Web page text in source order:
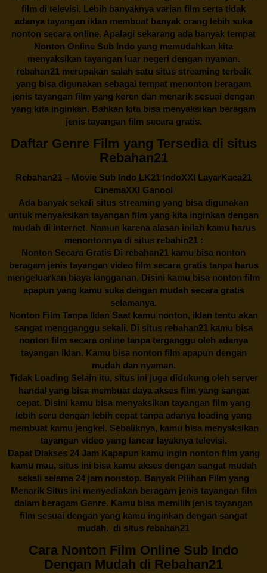
film di televisi. Lebih banyaknya varian film serta tidak
adanya tayangan iklan membuat banyak orang lebih suka
nonton secara online. Apalagi sekarang ada banyak tempat
Nonton Online Sub Indo yang memudahkan kita
menyaksikan tayangan luar negeri dengan nyaman.
rebahan21 merupakan salah satu situs streaming terbaik
yang bisa digunakan sebagai tempat menonton beragam
jenis tayangan film yang keren dan menarik sesuai dengan
yang kita inginkan. Bahkan kita bisa menyaksikan beragam
jenis tayangan film secara gratis.
Daftar Genre Film yang Tersedia di situs
Rebahan21
Rebahan21 – Movie Sub Indo LK21 IndoXXI LayarKaca21
CinemaXXI Ganool
Ada banyak sekali situs streaming yang bisa digunakan
untuk menyaksikan tayangan film yang kita inginkan dengan
mudah di internet. Namun karena alasan inilah kamu harus
menontonnya di situs rebahin21 :
Nonton Secara Gratis Di rebahan21 kamu bisa nonton
beragam jenis tayangan video film secara gratis tanpa harus
mengeluarkan biaya langganan. Disini kamu bisa nonton film
apapun yang kamu suka dengan mudah secara gratis
selamanya.
Nonton Film Tanpa Iklan Saat kamu nonton, iklan tentu akan
sangat mengganggu sekali. Di situs rebahan21 kamu bisa
nonton film secara online tanpa terganggu oleh adanya
tayangan iklan. Kamu bisa nonton film apapun dengan
mudah dan nyaman.
Tidak Loading Selain itu, situs ini juga didukung oleh server
handal yang bisa membuat daya akses film yang sangat
cepat. Disini kamu bisa menyaksikan tayangan film yang
lebih seru dengan lebih cepat tanpa adanya loading yang
membuat kamu jengkel. Sebaliknya, kamu bisa menyaksikan
tayangan video yang lancar layaknya televisi.
Dapat Diakses 24 Jam Kapapun kamu ingin nonton film yang
kamu mau, situs ini bisa kamu akses dengan sangat mudah
sekali selama 24 jam nonstop. Banyak Pilihan Film yang
Menarik Situs ini menyediakan beragam jenis tayangan film
dalam beragam Genre. Kamu bisa memilih jenis tayangan
film sesuai dengan yang kamu inginkan dengan sangat
mudah. di situs rebahan21
Cara Nonton Film Online Sub Indo
Dengan Mudah di Rebahan21